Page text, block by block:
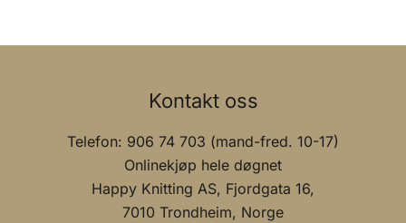
Kontakt oss
Telefon: 906 74 703 (mand-fred. 10-17)
Onlinekjøp hele døgnet
Happy Knitting AS, Fjordgata 16,
7010 Trondheim, Norge